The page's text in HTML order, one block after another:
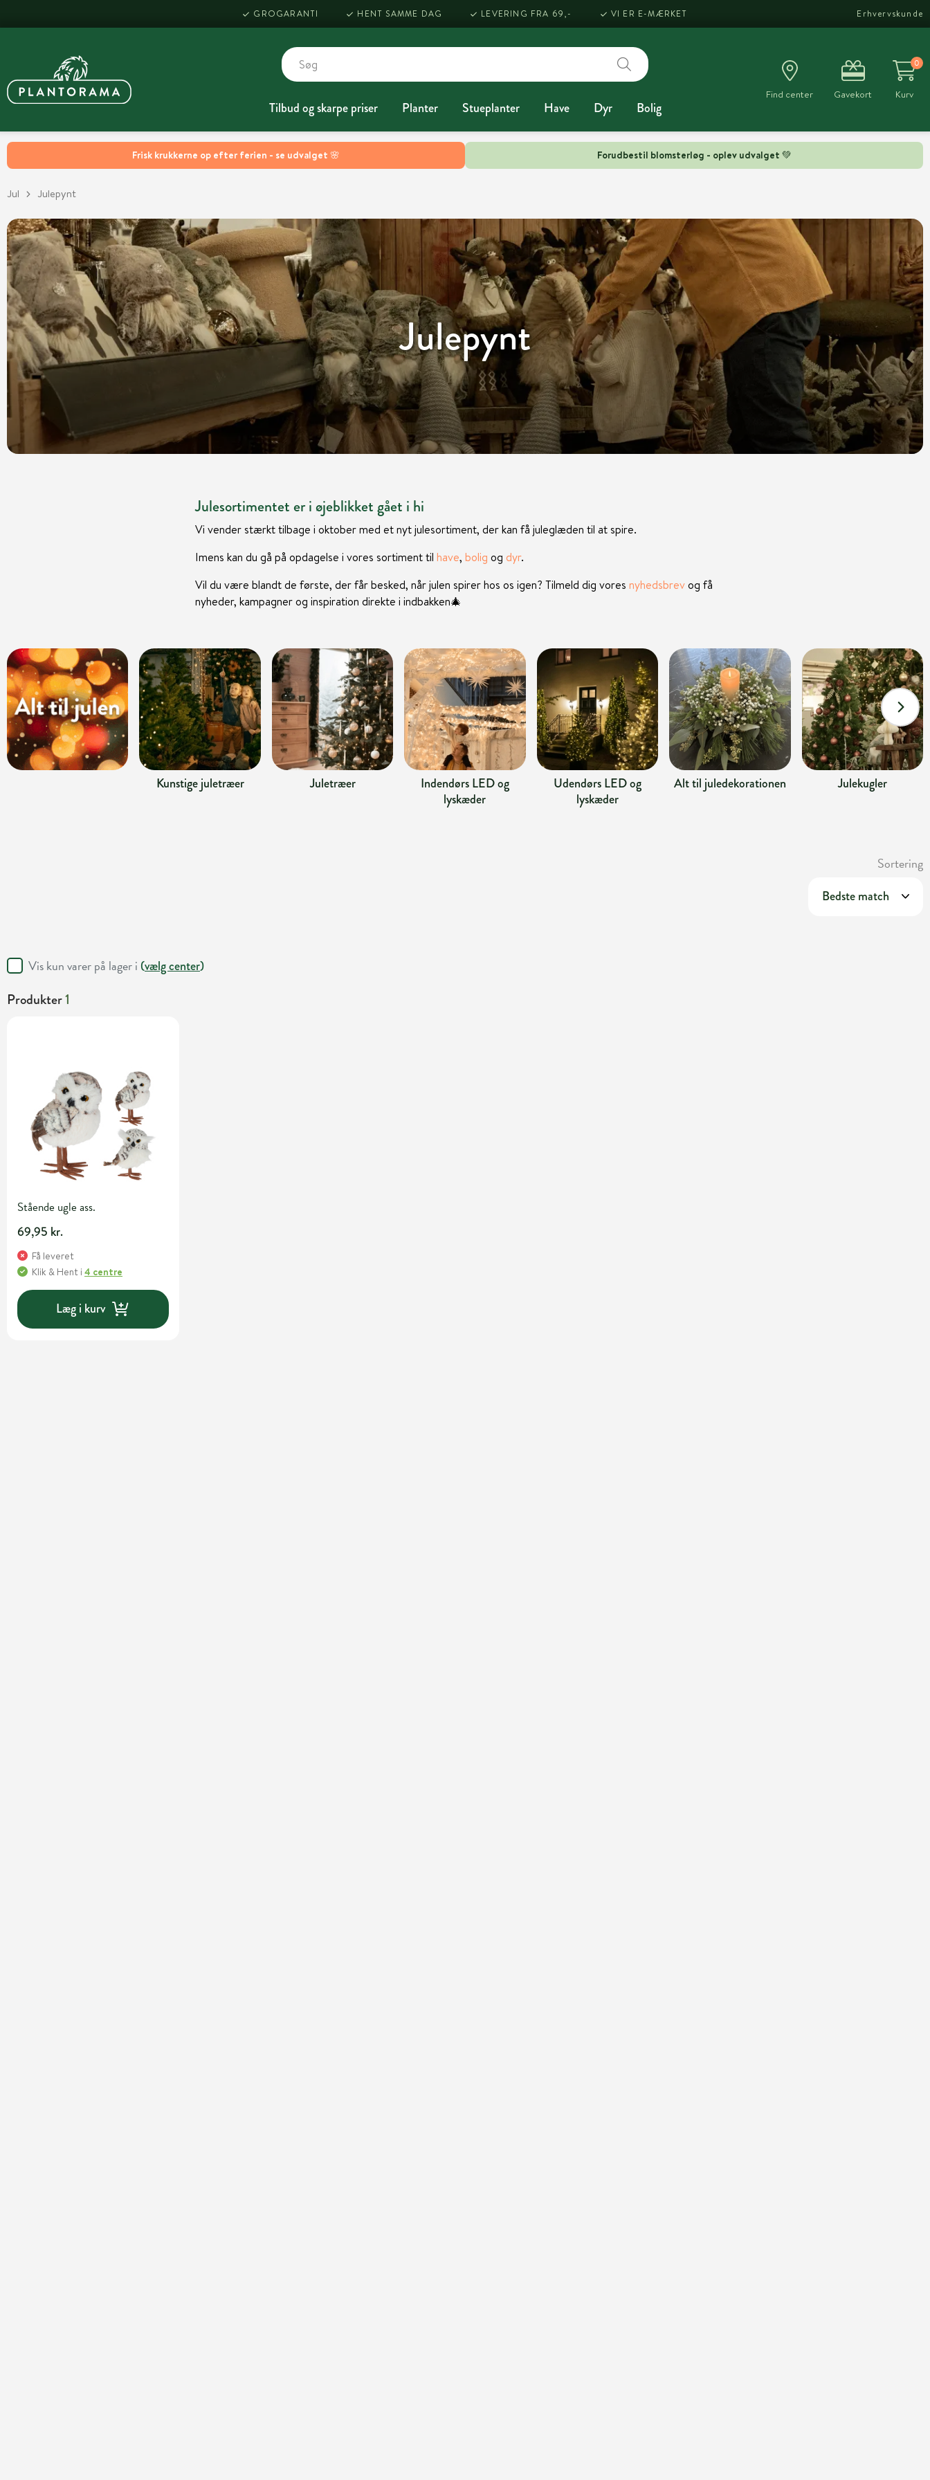
Frisk krukkerne op efter ferien - se udvalget 🌸 Forudbestil blomsterløg - oplev udvalget 💚
GROGARANTI HENT SAMME DAG LEVERING FRA 69,- VI ER E-MÆRKET Erhvervskunde
Tilbud og skarpe priser Planter Stueplanter Have Dyr Bolig
Find center Gavekort
0
Kurv
Jul Julepynt
Julepynt
Julesortimentet er i øjeblikket gået i hi
Vi vender stærkt tilbage i oktober med et nyt julesortiment, der kan få juleglæden til at spire.
Imens kan du gå på opdagelse i vores sortiment til have, bolig og dyr.
Vil du være blandt de første, der får besked, når julen spirer hos os igen? Tilmeld dig vores nyhedsbrevog få
nyheder, kampagner og inspiration direkte i indbakken🎄
Kunstige juletræer Juletræer
Indendørs LED og
lyskæder
Udendørs LED og
lyskæder
Alt til juledekorationen Julekugler
Sortering
Vis kun varer på lager i (vælg center)
Produkter1
Stående ugle ass.
69,95 kr.
Få leveret
Klik & Hent i 4 centre
Læg i kurv